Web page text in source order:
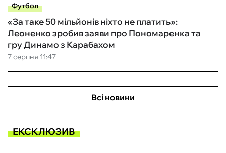
Футбол
7 серпня 11:47
«За таке 50 мільйонів ніхто не платить»:
Леоненко зробив заяви про Пономаренка та
гру Динамо з Карабахом
Всі новини
ЕКСКЛЮЗИВ